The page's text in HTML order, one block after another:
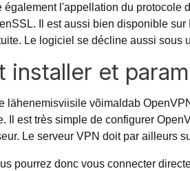
également l'appellation du protocole
Il est aussi bien disponible
Le logiciel se décline aussi sous
installer et
lähenemisviisile võimaldab
Il est très simple de configurer
Le serveur VPN doit par ailleurs
pourrez donc vous connecter